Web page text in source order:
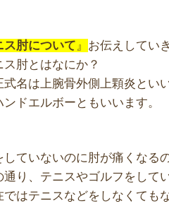
ス肘について』 お伝えしてい
肘とはなにか？
名は上腕骨外側上顆炎といい
ドエルボーともいいます。
していないのに肘が痛くなる
り、テニスやゴルフをして
ではテニスなどをしなくても